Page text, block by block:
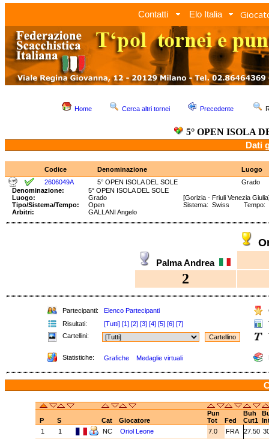
Contatti Elo Italia
Home Cerca altri tornei Precedente
5° OPEN ISOLA
Dati
Codice Denominazione
Luogo
2606049A
5° OPEN ISOLA DEL SOLE
Grado
Denominazione:
5° OPEN ISOLA DEL SOLE
Luogo:
Grado
[Gorizia - Friuli Venezia
Tipo/Sistema/Tempo:
Open
Sistema: Swiss Tempo:
Arbitri:
GALLANI Angelo
Palma Andrea
2
Partecipanti: Elenco Partecipanti
Risultati:
[Tutti] [1] [2] [3] [4] [5] [6] [7]
Cartellini:
Statistiche: Grafiche Medaglie virtuali
Pun Buh
P
S Cat Giocatore Tot Fed Cut1
1
1 NC Oriol Leone 7.0 FRA 27.50